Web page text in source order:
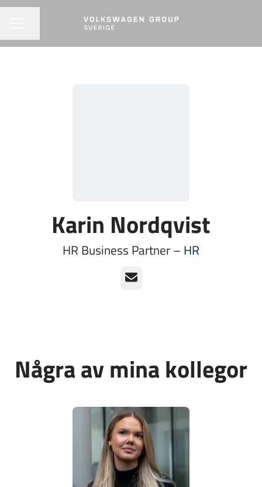
Karin Nordqvist
HR Business Partner – HR
E-post
Några av mina kollegor